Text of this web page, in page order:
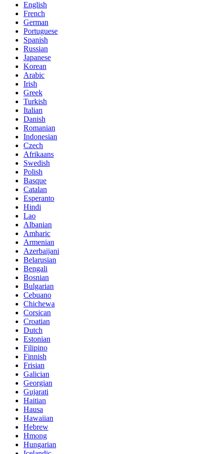
English
French
German
Portuguese
Spanish
Russian
Japanese
Korean
Arabic
Irish
Greek
Turkish
Italian
Danish
Romanian
Indonesian
Czech
Afrikaans
Swedish
Polish
Basque
Catalan
Esperanto
Hindi
Lao
Albanian
Amharic
Armenian
Azerbaijani
Belarusian
Bengali
Bosnian
Bulgarian
Cebuano
Chichewa
Corsican
Croatian
Dutch
Estonian
Filipino
Finnish
Frisian
Galician
Georgian
Gujarati
Haitian
Hausa
Hawaiian
Hebrew
Hmong
Hungarian